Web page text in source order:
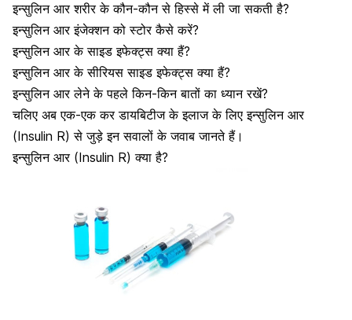
इन्सुलिन आर शरीर के कौन-कौन से हिस्से में ली जा सकती है?
इन्सुलिन आर इंजेक्शन को स्टोर कैसे करें?
इन्सुलिन आर के साइड इफेक्ट्स क्या हैं?
इन्सुलिन आर के सीरियस साइड इफेक्ट्स क्या हैं?
इन्सुलिन आर लेने के पहले किन-किन बातों का ध्यान रखें?
चलिए अब एक-एक कर डायबिटीज के इलाज के लिए इन्सुलिन आर
(Insulin R) से जुड़े इन सवालों के जवाब जानते हैं।
इन्सुलिन आर (Insulin R) क्या है?